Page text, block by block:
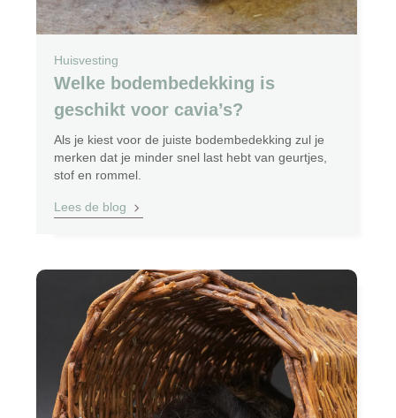
Huisvesting
Welke bodembedekking is
geschikt voor cavia’s?
Als je kiest voor de juiste bodembedekking zul je
merken dat je minder snel last hebt van geurtjes,
stof en rommel.
Lees de blog